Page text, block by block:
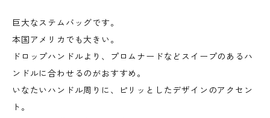
巨大なステムバッグです。
本国アメリカでも大きい。
ドロップハンドルより、プロムナードなどスイープのあるハ
ンドルに合わせるのがおすすめ。
いなたいハンドル周りに、ピリッとしたデザインのアクセン
ト。